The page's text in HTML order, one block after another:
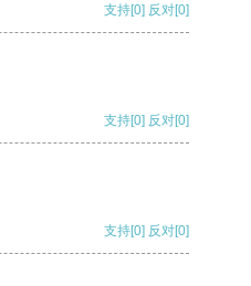
支持[0] 反对[0]
支持[0] 反对[0]
支持[0] 反对[0]